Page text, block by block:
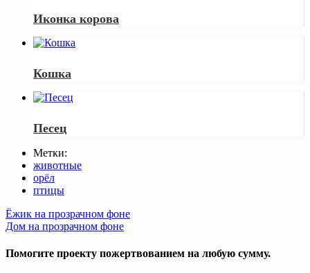
Иконка корова
Кошка
Песец
Метки:
животные
орёл
птицы
Post
navigation
Ёжик на прозрачном фоне
Дом на прозрачном фоне
Помогите проекту пожертвованием на любую сумму.